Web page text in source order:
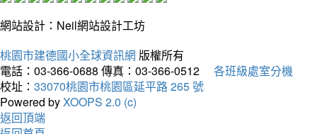
網站設計：Neil網站設計工坊
桃園市建德國小全球資訊網 版權所有
電話：03-366-0688 傳真：03-366-0512
各班級處室分機
校址： 33070桃園市桃園區延平路 265 號
Powered byXOOPS 2.0 (c)
返回頂端